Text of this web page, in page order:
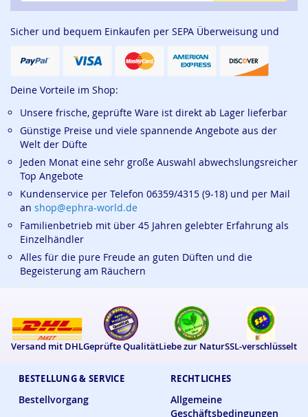
BESTELLUNG & SERVICE
Bestellvorgang
RECHTLICHES
Allgemeine
Geschäftsbedingungen
Sicher und bequem Einkaufen per SEPA Überweisung und
Deine Vorteile im Shop:
Unsere frische, geprüfte Ware ist direkt ab Lager lieferbar
Günstige Preise und viele spannende Angebote aus der
Welt der Düfte
Jeden Monat eine sehr große Auswahl abwechslungsreicher
Top Angebote
Kundenservice per Telefon 06359/4315 (9-18) und per Mail
an shop@ephra-world.de
Familienbetrieb mit über 45 Jahren gelebter Erfahrung als
Einzelhändler
Alles für die pure Freude an guten Düften und die
Begeisterung am Räuchern
Versand mit DHLGeprüfte QualitätLiebe zur NaturSSL-verschlüsselt